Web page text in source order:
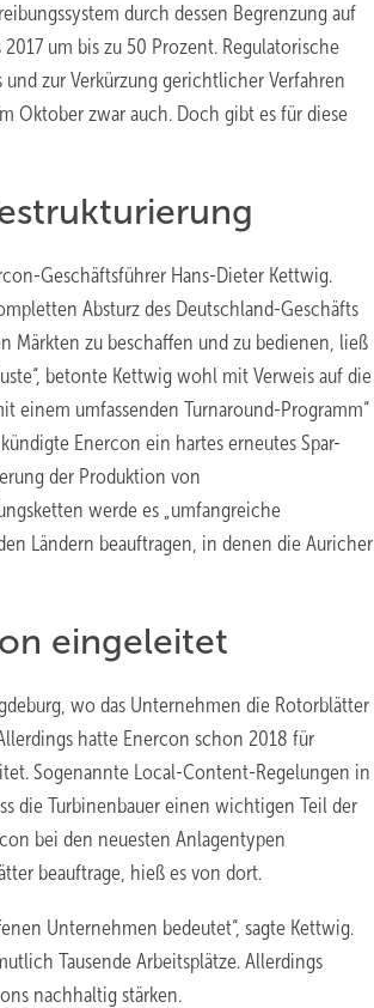
durch dessen Begrenzung auf
um bis zu 50 Prozent. Regulatorische
zur Verkürzung gerichtlicher Verfahren
Oktober zwar auch. Doch gibt es für diese
Geschäftsführer Hans-Dieter Kettwig.
Absturz des Deutschland-Geschäfts
Märkten zu beschaffen und zu bedienen, ließ
betonte Kettwig wohl mit Verweis auf die
einem umfassenden Turnaround-Programm“
Enercon ein hartes erneutes Spar-
der Produktion von
werde es „umfangreiche
Ländern beauftragen, in denen die Auricher
eingeleitet
wo das Unternehmen die Rotorblätter
hatte Enercon schon 2018 für
Sogenannte Local-Content-Regelungen in
die Turbinenbauer einen wichtigen Teil der
bei den neuesten Anlagentypen
beauftrage, hieß es von dort.
Unternehmen bedeutet“, sagte Kettwig.
Tausende Arbeitsplätze. Allerdings
nachhaltig stärken.